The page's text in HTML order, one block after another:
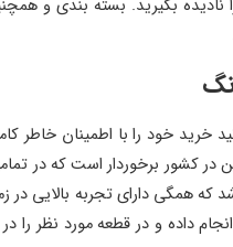
را نادیده بگیرید. بسته
خرید خود را با اطمینان خاطر
کشور برخوردار است که در
که همگی دارای تجربه بالایی
داده و در قطعه مورد نظر